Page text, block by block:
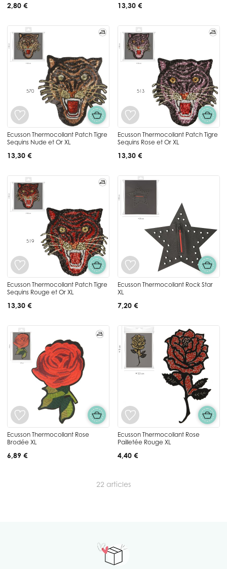
2,80 € 13,30 €
Ecusson Thermocollant Patch Tigre
Sequins Nude et Or XL
13,30 €
Ecusson Thermocollant Patch Tigre
Sequins Rose et Or XL
13,30 €
Ecusson Thermocollant Patch Tigre
Sequins Rouge et Or XL
13,30 €
Ecusson Thermocollant Rock Star
XL
7,20 €
Ecusson Thermocollant Rose
Brodée XL
6,89 €
Ecusson Thermocollant Rose
Pailletée Rouge XL
4,40 €
22 articles